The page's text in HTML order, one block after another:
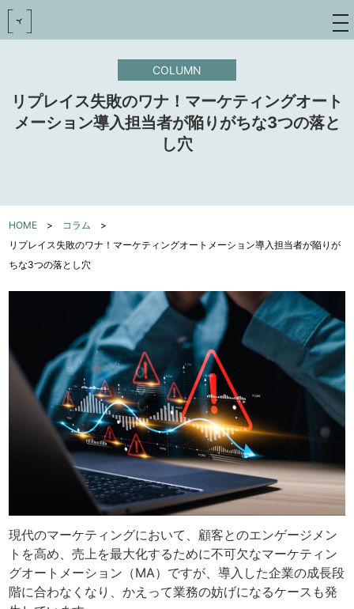
toggle
COLUMN
リプレイス失敗のワナ！マーケティングオート
メーション導入担当者が陥りがちな3つの落と
し穴
HOME > コラム >
リプレイス失敗のワナ！マーケティングオートメーション導入担当者が陥りが
ちな3つの落とし穴
現代のマーケティングにおいて、顧客とのエンゲージメン
トを高め、売上を最大化するために不可欠なマーケティン
グオートメーション（MA）ですが、導入した企業の成長段
階に合わなくなり、かえって業務の妨げになるケースも発